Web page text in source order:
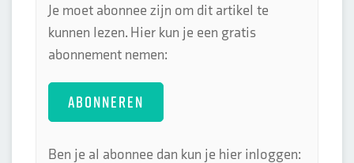
Je moet abonnee zijn om dit artikel te
kunnen lezen. Hier kun je een gratis
abonnement nemen:
ABONNEREN
Ben je al abonnee dan kun je hier inloggen: